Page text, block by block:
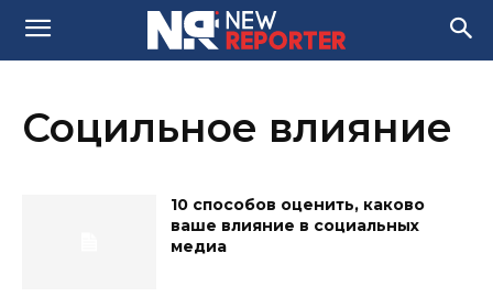
Социльное влияние
10 способов оценить, каково
ваше влияние в социальных
медиа